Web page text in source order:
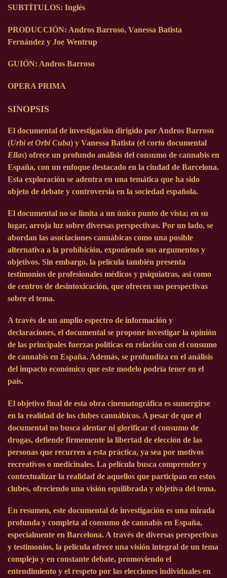
SUBTÍTULOS: Inglés
PRODUCCIÓN: Andros Barroso, Vanessa Batista
Fernández y Joe Wentrup
GUIÓN: Andros Barroso
OPERA PRIMA
SINOPSIS
El documental de investigación dirigido por Andros Barroso
(Urbi et Orbi Cuba) y Vanessa Batista (el corto documental
Ellas) ofrece un profundo análisis del consumo de cannabis en
España, con un enfoque destacado en la ciudad de Barcelona.
Esta exploración se adentra en una temática que ha sido
objeto de debate y controversia en la sociedad española.
El documental no se limita a un único punto de vista; en su
lugar, arroja luz sobre diversas perspectivas. Por un lado, se
abordan las asociaciones cannábicas como una posible
alternativa a la prohibición, exponiendo sus argumentos y
objetivos. Sin embargo, la película también presenta
testimonios de profesionales médicos y psiquiatras, así como
de centros de desintoxicación, que ofrecen sus perspectivas
sobre el tema.
A través de un amplio espectro de información y
declaraciones, el documental se propone investigar la opinión
de las principales fuerzas políticas en relación con el consumo
de cannabis en España. Además, se profundiza en el análisis
del impacto económico que este modelo podría tener en el
país.
El objetivo final de esta obra cinematográfica es sumergirse
en la realidad de los clubes cannábicos. A pesar de que el
documental no busca alentar ni glorificar el consumo de
drogas, defiende firmemente la libertad de elección de las
personas que recurren a esta práctica, ya sea por motivos
recreativos o medicinales. La película busca comprender y
contextualizar la realidad de aquellos que participan en estos
clubes, ofreciendo una visión equilibrada y objetiva del tema.
En resumen, este documental de investigación es una mirada
profunda y completa al consumo de cannabis en España,
especialmente en Barcelona. A través de diversas perspectivas
y testimonios, la película ofrece una visión integral de un tema
complejo y en constante debate, promoviendo el
entendimiento y el respeto por las elecciones individuales en